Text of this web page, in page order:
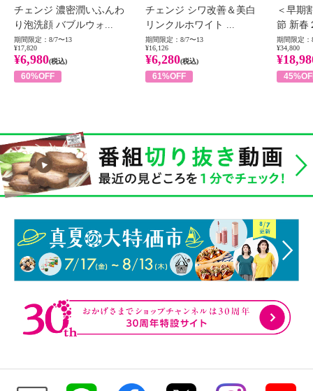
チェンジ 濃密潤いふんわ
り泡洗顔 バブルウォ...
期間限定：8/7〜13
¥17,820
¥6,980(税込)
60%OFF
チェンジ シワ改善＆美白
リンクルホワイト ...
期間限定：8/7〜13
¥16,126
¥6,280(税込)
61%OFF
＜早期
節 新春
期間限定：
¥34,800